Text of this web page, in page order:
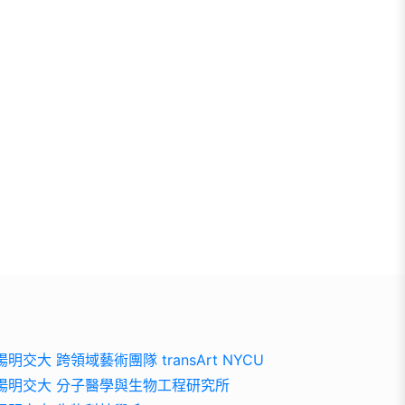
明交大 跨領域藝術團隊 transArt NYCU
明交大 分子醫學與生物工程研究所